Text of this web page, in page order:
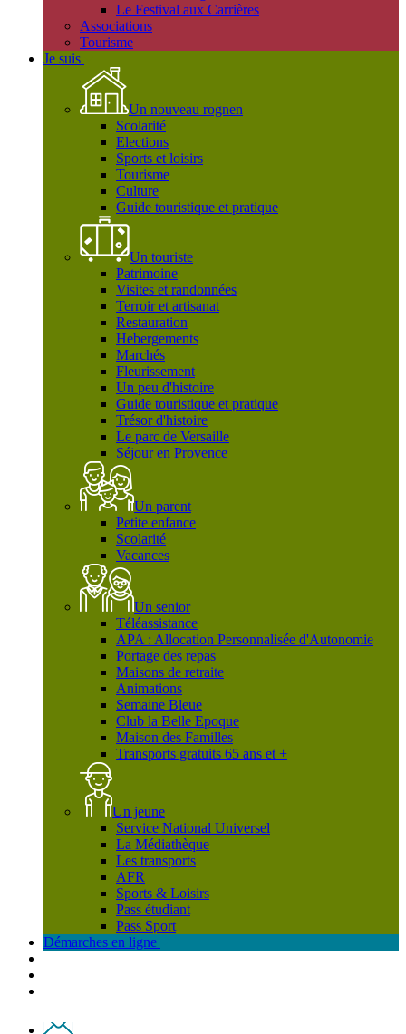
Le Festival aux Carrières
Associations
Tourisme
Je suis
Un nouveau rognen
Scolarité
Elections
Sports et loisirs
Tourisme
Culture
Guide touristique et pratique
Un touriste
Patrimoine
Visites et randonnées
Terroir et artisanat
Restauration
Hebergements
Marchés
Fleurissement
Un peu d'histoire
Guide touristique et pratique
Trésor d'histoire
Le parc de Versaille
Séjour en Provence
Un parent
Petite enfance
Scolarité
Vacances
Un senior
Téléassistance
APA : Allocation Personnalisée d'Autonomie
Portage des repas
Maisons de retraite
Animations
Semaine Bleue
Club la Belle Epoque
Maison des Familles
Transports gratuits 65 ans et +
Un jeune
Service National Universel
La Médiathèque
Les transports
AFR
Sports & Loisirs
Pass étudiant
Pass Sport
Démarches en ligne
Contact